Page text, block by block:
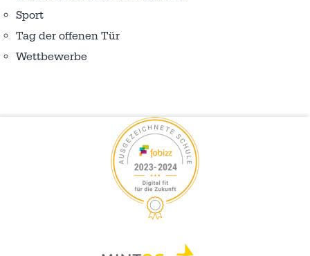
Sport
Tag der offenen Tür
Wettbewerbe